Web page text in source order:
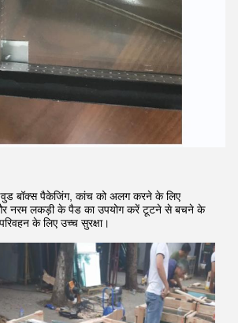
बॉक्स पैकेजिंग, कांच को अलग करने के लिए
और नरम लकड़ी के पैड का उपयोग करें टूटने से बचने के
के लिए उच्च सुरक्षा।